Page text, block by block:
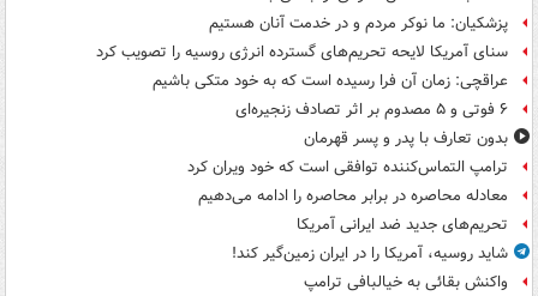
پزشکیان: ما نوکر مردم و در خدمت آنان هستیم
سنای آمریکا لایحه تحریم‌های گسترده انرژی روسیه را تصویب کرد
عراقچی: زمان آن فرا رسیده است که به خود متکی باشیم
۶ فوتی و ۵ مصدوم بر اثر تصادف زنجیره‌ای
بدون تعارف با پدر و پسر قهرمان
ترامپ التماس‌کننده توافقی است که خود ویران کرد
معادله محاصره در برابر محاصره را ادامه می‌دهیم
تحریم‌های جدید ضد ایرانی آمریکا
شاید روسیه، آمریکا را در ایران زمین‌گیر کند!
واکنش بقائی به خیالبافی ترامپ